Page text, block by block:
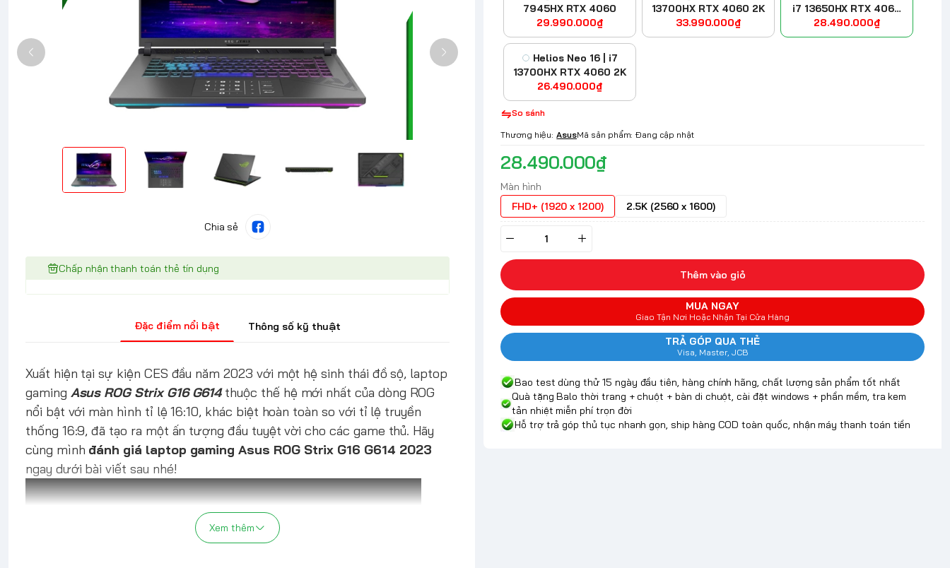
Chia sẻ
7945HX RTX 4060
29.990.000₫
13700HX RTX 4060 2K
33.990.000₫
i7 13650HX RTX 4060
FDH+
28.490.000₫
Helios Neo 16 | i7
13700HX RTX 4060 2K
26.490.000₫
So sánh
Thương hiệu: AsusMã sản phẩm: Đang cập nhật
28.490.000₫
Màn hình
FHD+ (1920 x 1200)
2.5K (2560 x 1600)
Thêm vào giỏ
MUA NGAY
Giao Tận Nơi Hoặc Nhận Tại Cửa Hàng
TRẢ GÓP QUA THẺ
Visa, Master, JCB
Bao test dùng thử 15 ngày đầu tiên, hàng chính hãng, chất lượng sản phẩm tốt nhất
Quà tặng Balo thời trang + chuột + bàn di chuột, cài đặt windows + phần mềm, tra kem
tản nhiệt miễn phí trọn đời
Hỗ trợ trả góp thủ tục nhanh gọn, ship hàng COD toàn quốc, nhận máy thanh toán tiền
Chấp nhận thanh toán thẻ tín dụng
Đặc điểm nổi bật Thông số kỹ thuật
Xuất hiện tại sự kiện CES đầu năm 2023 với một hệ sinh thái đồ sộ, laptop
gaming Asus ROG Strix G16 G614thuộc thế hệ mới nhất của dòng ROG
nổi bật với màn hình tỉ lệ 16:10, khác biệt hoàn toàn so với tỉ lệ truyền
thống 16:9, đã tạo ra một ấn tượng đầu tuyệt vời cho các game thủ. Hãy
cùng mình đánh giá laptop gaming Asus ROG Strix G16 G614 2023
ngay dưới bài viết sau nhé!
Xem thêm